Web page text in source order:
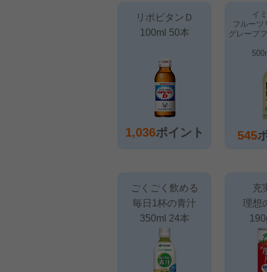
リポビタンＤ
100ml 50本
1,036ポイント
イ
フルーツ
グレープ
545
ごくごく飲める
毎日1杯の青汁
350ml 24本
充
理想